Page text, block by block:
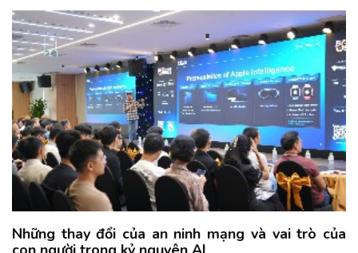
Những thay đổi của an ninh mạng và vai trò của